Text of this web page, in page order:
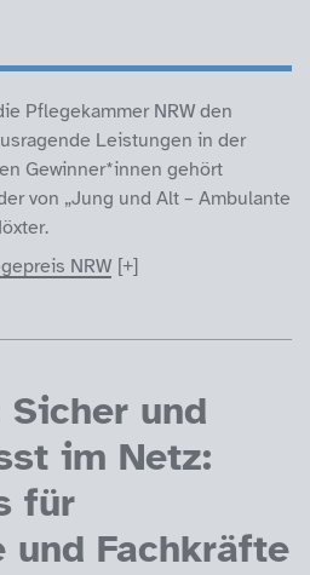
Pflegekammer NRW den
Leistungen in der
Gewinner*innen gehört
von „Jung und Alt – Ambulante
NRW
und
im Netz:
für
und Fachkräfte